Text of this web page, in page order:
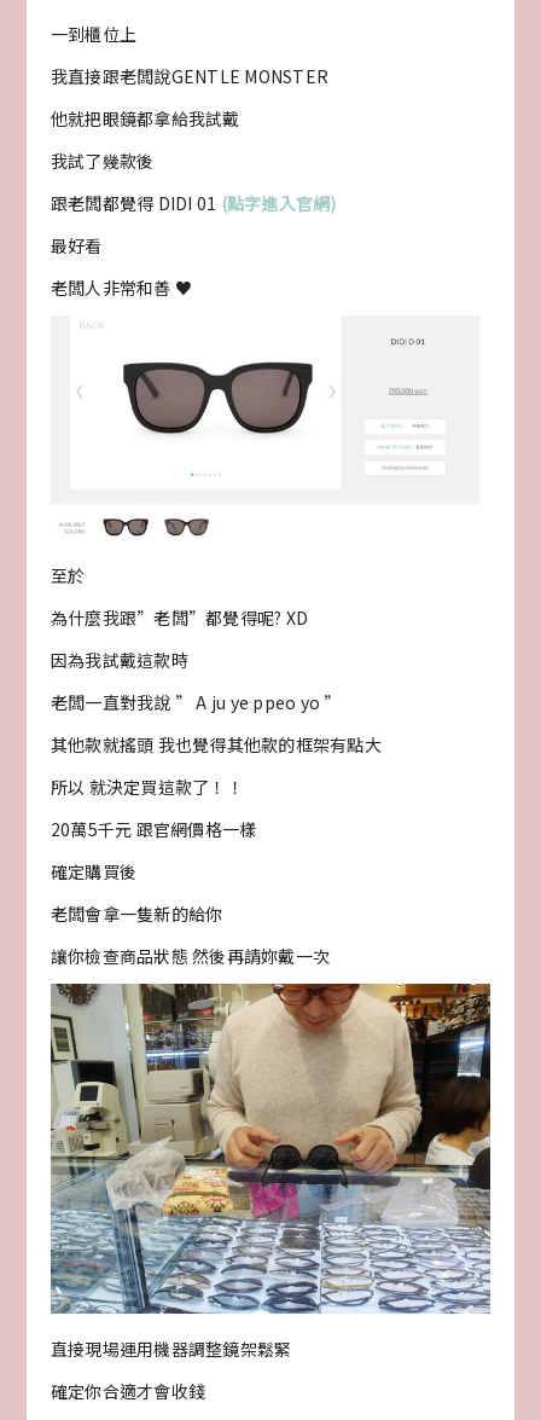
一到櫃位上
我直接跟老闆說GENTLE MONSTER
他就把眼鏡都拿給我試戴
我試了幾款後
跟老闆都覺得 DIDI 01 (點字進入官網)
最好看
老闆人非常和善 ♥
至於
為什麼我跟”老闆”都覺得呢? XD
因為我試戴這款時
老闆一直對我說 ” A ju ye ppeo yo ”
其他款就搖頭 我也覺得其他款的框架有點大
所以 就決定買這款了！！
20萬5千元 跟官網價格一樣
確定購買後
老闆會拿一隻新的給你
讓你檢查商品狀態 然後再請妳戴一次
直接現場運用機器調整鏡架鬆緊
確定你合適才會收錢